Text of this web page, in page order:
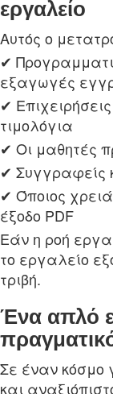
εργαλείο
Αυτός ο
✔
εξαγωγές
✔
τιμολόγια
✔ Οι μαθητές
✔ Συγγραφείς
✔ Όποιος
έξοδο PDF
Εάν η ροή
το εργαλείο
τριβή.
Ένα απλό
Σε έναν κόσμο
και